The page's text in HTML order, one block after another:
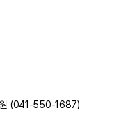
원 (041-550-1687)